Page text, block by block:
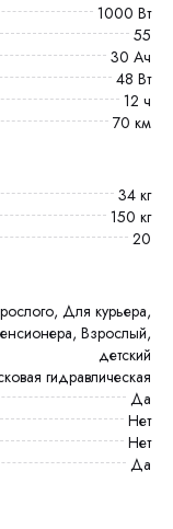
1000 Вт
55
30 Ач
48 Вт
12 ч
70 км
34 кг
150 кг
20
Взрослый,
детский
гидравлическая
Да
Нет
Нет
Да